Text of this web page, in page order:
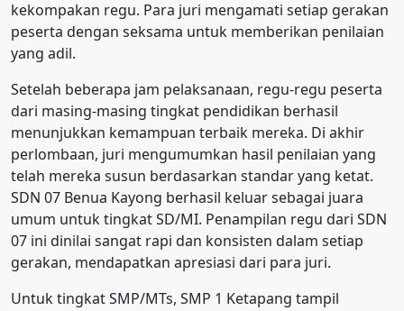
kekompakan regu. Para juri mengamati setiap gerakan
peserta dengan seksama untuk memberikan penilaian
yang adil.
Setelah beberapa jam pelaksanaan, regu-regu peserta
dari masing-masing tingkat pendidikan berhasil
menunjukkan kemampuan terbaik mereka. Di akhir
perlombaan, juri mengumumkan hasil penilaian yang
telah mereka susun berdasarkan standar yang ketat.
SDN 07 Benua Kayong berhasil keluar sebagai juara
umum untuk tingkat SD/MI. Penampilan regu dari SDN
07 ini dinilai sangat rapi dan konsisten dalam setiap
gerakan, mendapatkan apresiasi dari para juri.
Untuk tingkat SMP/MTs, SMP 1 Ketapang tampil